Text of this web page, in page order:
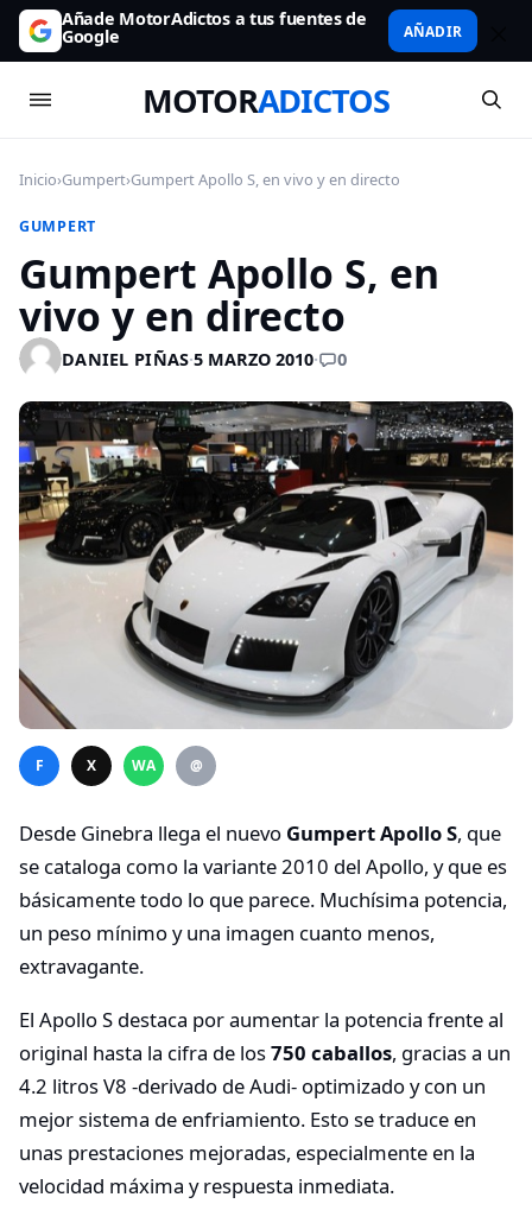
Añade MotorAdictos a tus fuentes de
Google AÑADIR
MOTORADICTOS
Inicio›Gumpert›Gumpert Apollo S, en vivo y en directo
GUMPERT
Gumpert Apollo S, en
vivo y en directo
DANIEL PIÑAS·5 MARZO 2010· 0
F X WA @
Desde Ginebra llega el nuevo Gumpert Apollo S, que
se cataloga como la variante 2010 del Apollo, y que es
básicamente todo lo que parece. Muchísima potencia,
un peso mínimo y una imagen cuanto menos,
extravagante.
El Apollo S destaca por aumentar la potencia frente al
original hasta la cifra de los750 caballos, gracias a un
4.2 litros V8 -derivado de Audi- optimizado y con un
mejor sistema de enfriamiento. Esto se traduce en
unas prestaciones mejoradas, especialmente en la
velocidad máxima y respuesta inmediata.